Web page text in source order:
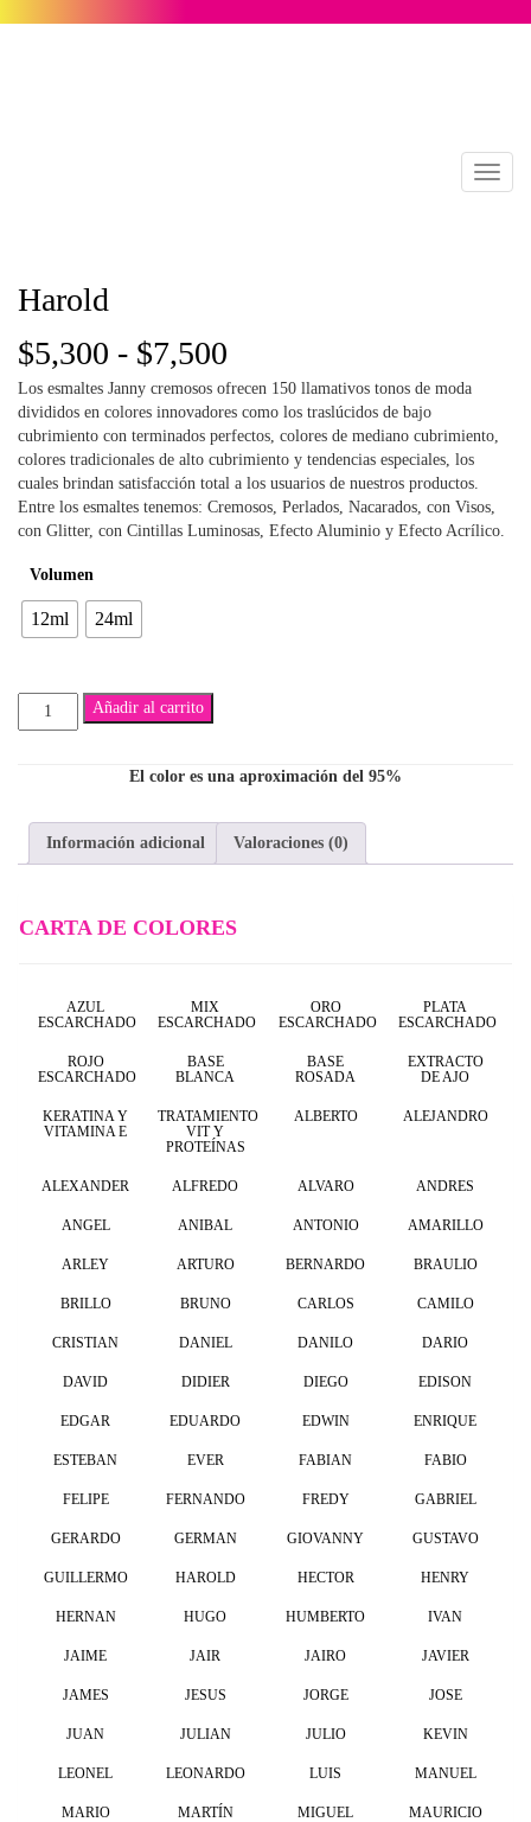
Toggle
Harold
$5,300 - $7,500
de
precios:
desde
$5,300
Los esmaltes Janny cremosos ofrecen 150 llamativos tonos de moda
divididos en colores innovadores como los traslúcidos de bajo
cubrimiento con terminados perfectos, colores de mediano cubrimiento,
colores tradicionales de alto cubrimiento y tendencias especiales, los
cuales brindan satisfacción total a los usuarios de nuestros productos.
Entre los esmaltes tenemos: Cremosos, Perlados, Nacarados, con Visos,
con Glitter, con Cintillas Luminosas, Efecto Aluminio y Efecto Acrílico.
Volumen
12ml 24ml
Harold
cantidad
Añadir al carrito
El color es una aproximación del 95%
Información adicional Valoraciones (0)
CARTA DE COLORES
AZUL
ESCARCHADO
MIX
ESCARCHADO
ORO
ESCARCHADO
PLATA
ESCARCHADO
ROJO
ESCARCHADO
BASE
BLANCA
BASE
ROSADA
EXTRACTO
DE AJO
KERATINA Y
VITAMINA E
TRATAMIENTO
VIT Y
PROTEÍNAS
ALBERTO ALEJANDRO
ALEXANDER ALFREDO ALVARO ANDRES
ANGEL ANIBAL ANTONIO AMARILLO
ARLEY ARTURO BERNARDO BRAULIO
BRILLO BRUNO CARLOS CAMILO
CRISTIAN DANIEL DANILO DARIO
DAVID DIDIER DIEGO EDISON
EDGAR EDUARDO EDWIN ENRIQUE
ESTEBAN EVER FABIAN FABIO
FELIPE FERNANDO FREDY GABRIEL
GERARDO GERMAN GIOVANNY GUSTAVO
GUILLERMO HAROLD HECTOR HENRY
HERNAN HUGO HUMBERTO IVAN
JAIME JAIR JAIRO JAVIER
JAMES JESUS JORGE JOSE
JUAN JULIAN JULIO KEVIN
LEONEL LEONARDO LUIS MANUEL
MARIO MARTÍN MIGUEL MAURICIO